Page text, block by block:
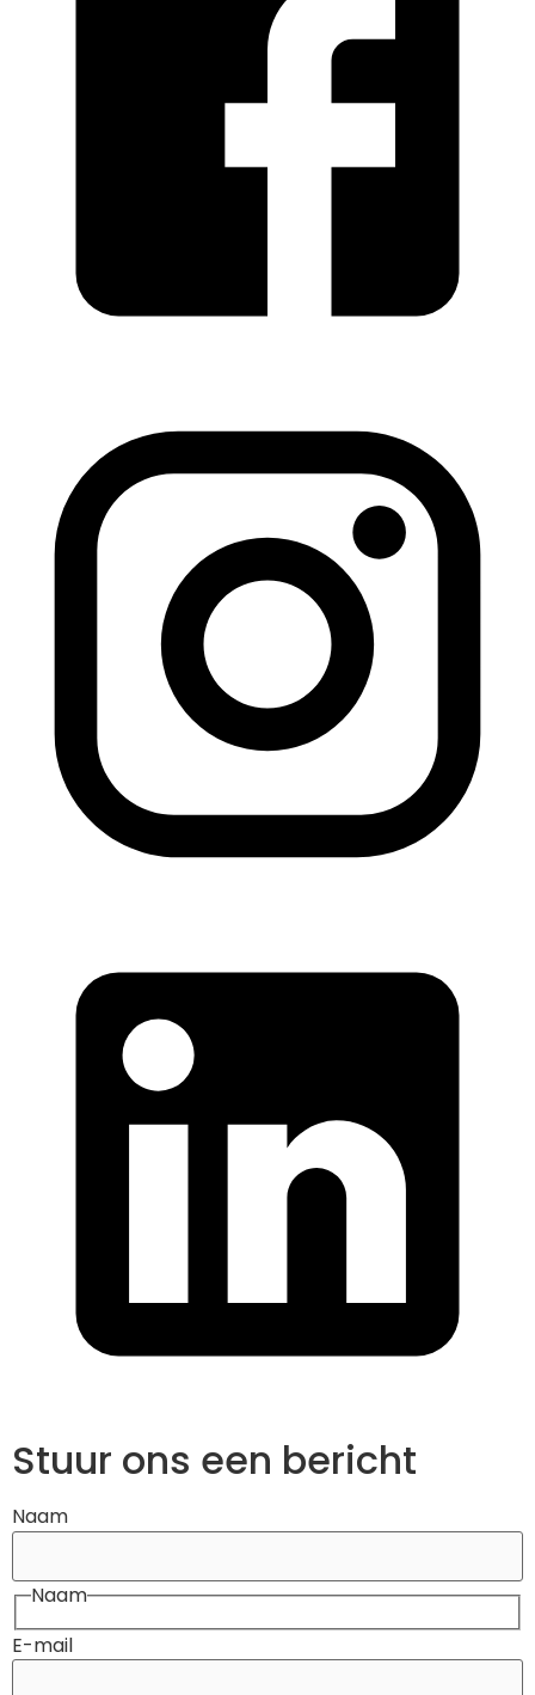
Stuur ons een bericht
Naam
Naam
E-mail